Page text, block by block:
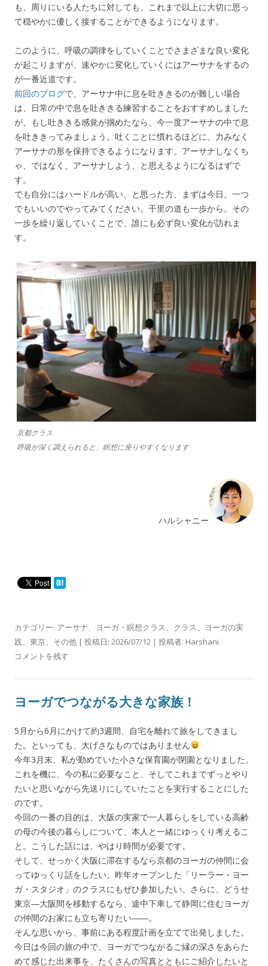
も、周りにいる人たちに対しても、これまで以上に大切に思っ
て穏やかに優しく接することができるようになります。
このように、呼吸の調律をしていくことでさまざまな良い変化
が起こりますが、速やかに変化していくにはアーサナをするの
が一番近道です。
前回のブログで、アーサナ中に息を吐ききるのが難しい場合
は、日常の中で息を吐ききる練習することをおすすめしました
が、もし吐ききる感覚が掴めたなら、今一度アーサナの中で息
を吐ききってみましょう。吐くことに慣れるほどに、力みなく
アーサナの形を保持できるようになります。アーサナしなくち
ゃ、ではなく、アーサナしよう、と思えるようになるはずで
す。
でも自分にはハードルが高い、と思った方、まずは今日、一つ
でもいいのでやってみてください。千里の道も一歩から。その
一歩を繰り返していくことで、誰にも必ず良い変化が訪れま
す。
京都クラス
呼吸が深く調えられると、瞑想に座りやすくなります
ハルシャニー
カテゴリー: アーサナ ヨーガ・瞑想クラス クラス
ヨーガの実
践
東京 その他 | 投稿日: 2026/07/12 | 投稿者: Harshani
コメントを残す
ヨーガでつながる大きな家族！
5月から6月にかけて約3週間、自宅を離れて旅をしてきまし
た。といっても、大げさなものではありません
今年3月末、私が勤めていた小さな保育園が閉園となりました。
これを機に、今の私に必要なこと、そしてこれまでずっとやり
たいと思いながら先送りにしていたことを実行することにした
のです。
今回の一番の目的は、大阪の実家で一人暮らしをしている高齢
の母の今後の暮らしについて、本人と一緒にゆっくり考えるこ
と。こうした話には、やはり時間が必要です。
そして、せっかく大阪に滞在するなら京都のヨーガの仲間に会
ってゆっくり話をしたい。昨年オープンした「リーラー・ヨー
ガ・スタジオ」のクラスにもぜひ参加したい。さらに、どうせ
東京―大阪間を移動するなら、途中下車して静岡に住むヨーガ
の仲間のお家にも立ち寄りたい――。
そんな思いから、事前にある程度計画を立てて出発しました。
今日は今回の旅の中で、ヨーガでつながるご縁の深さをあらた
めて感じた出来事を、たくさんの写真とともにご紹介したいと